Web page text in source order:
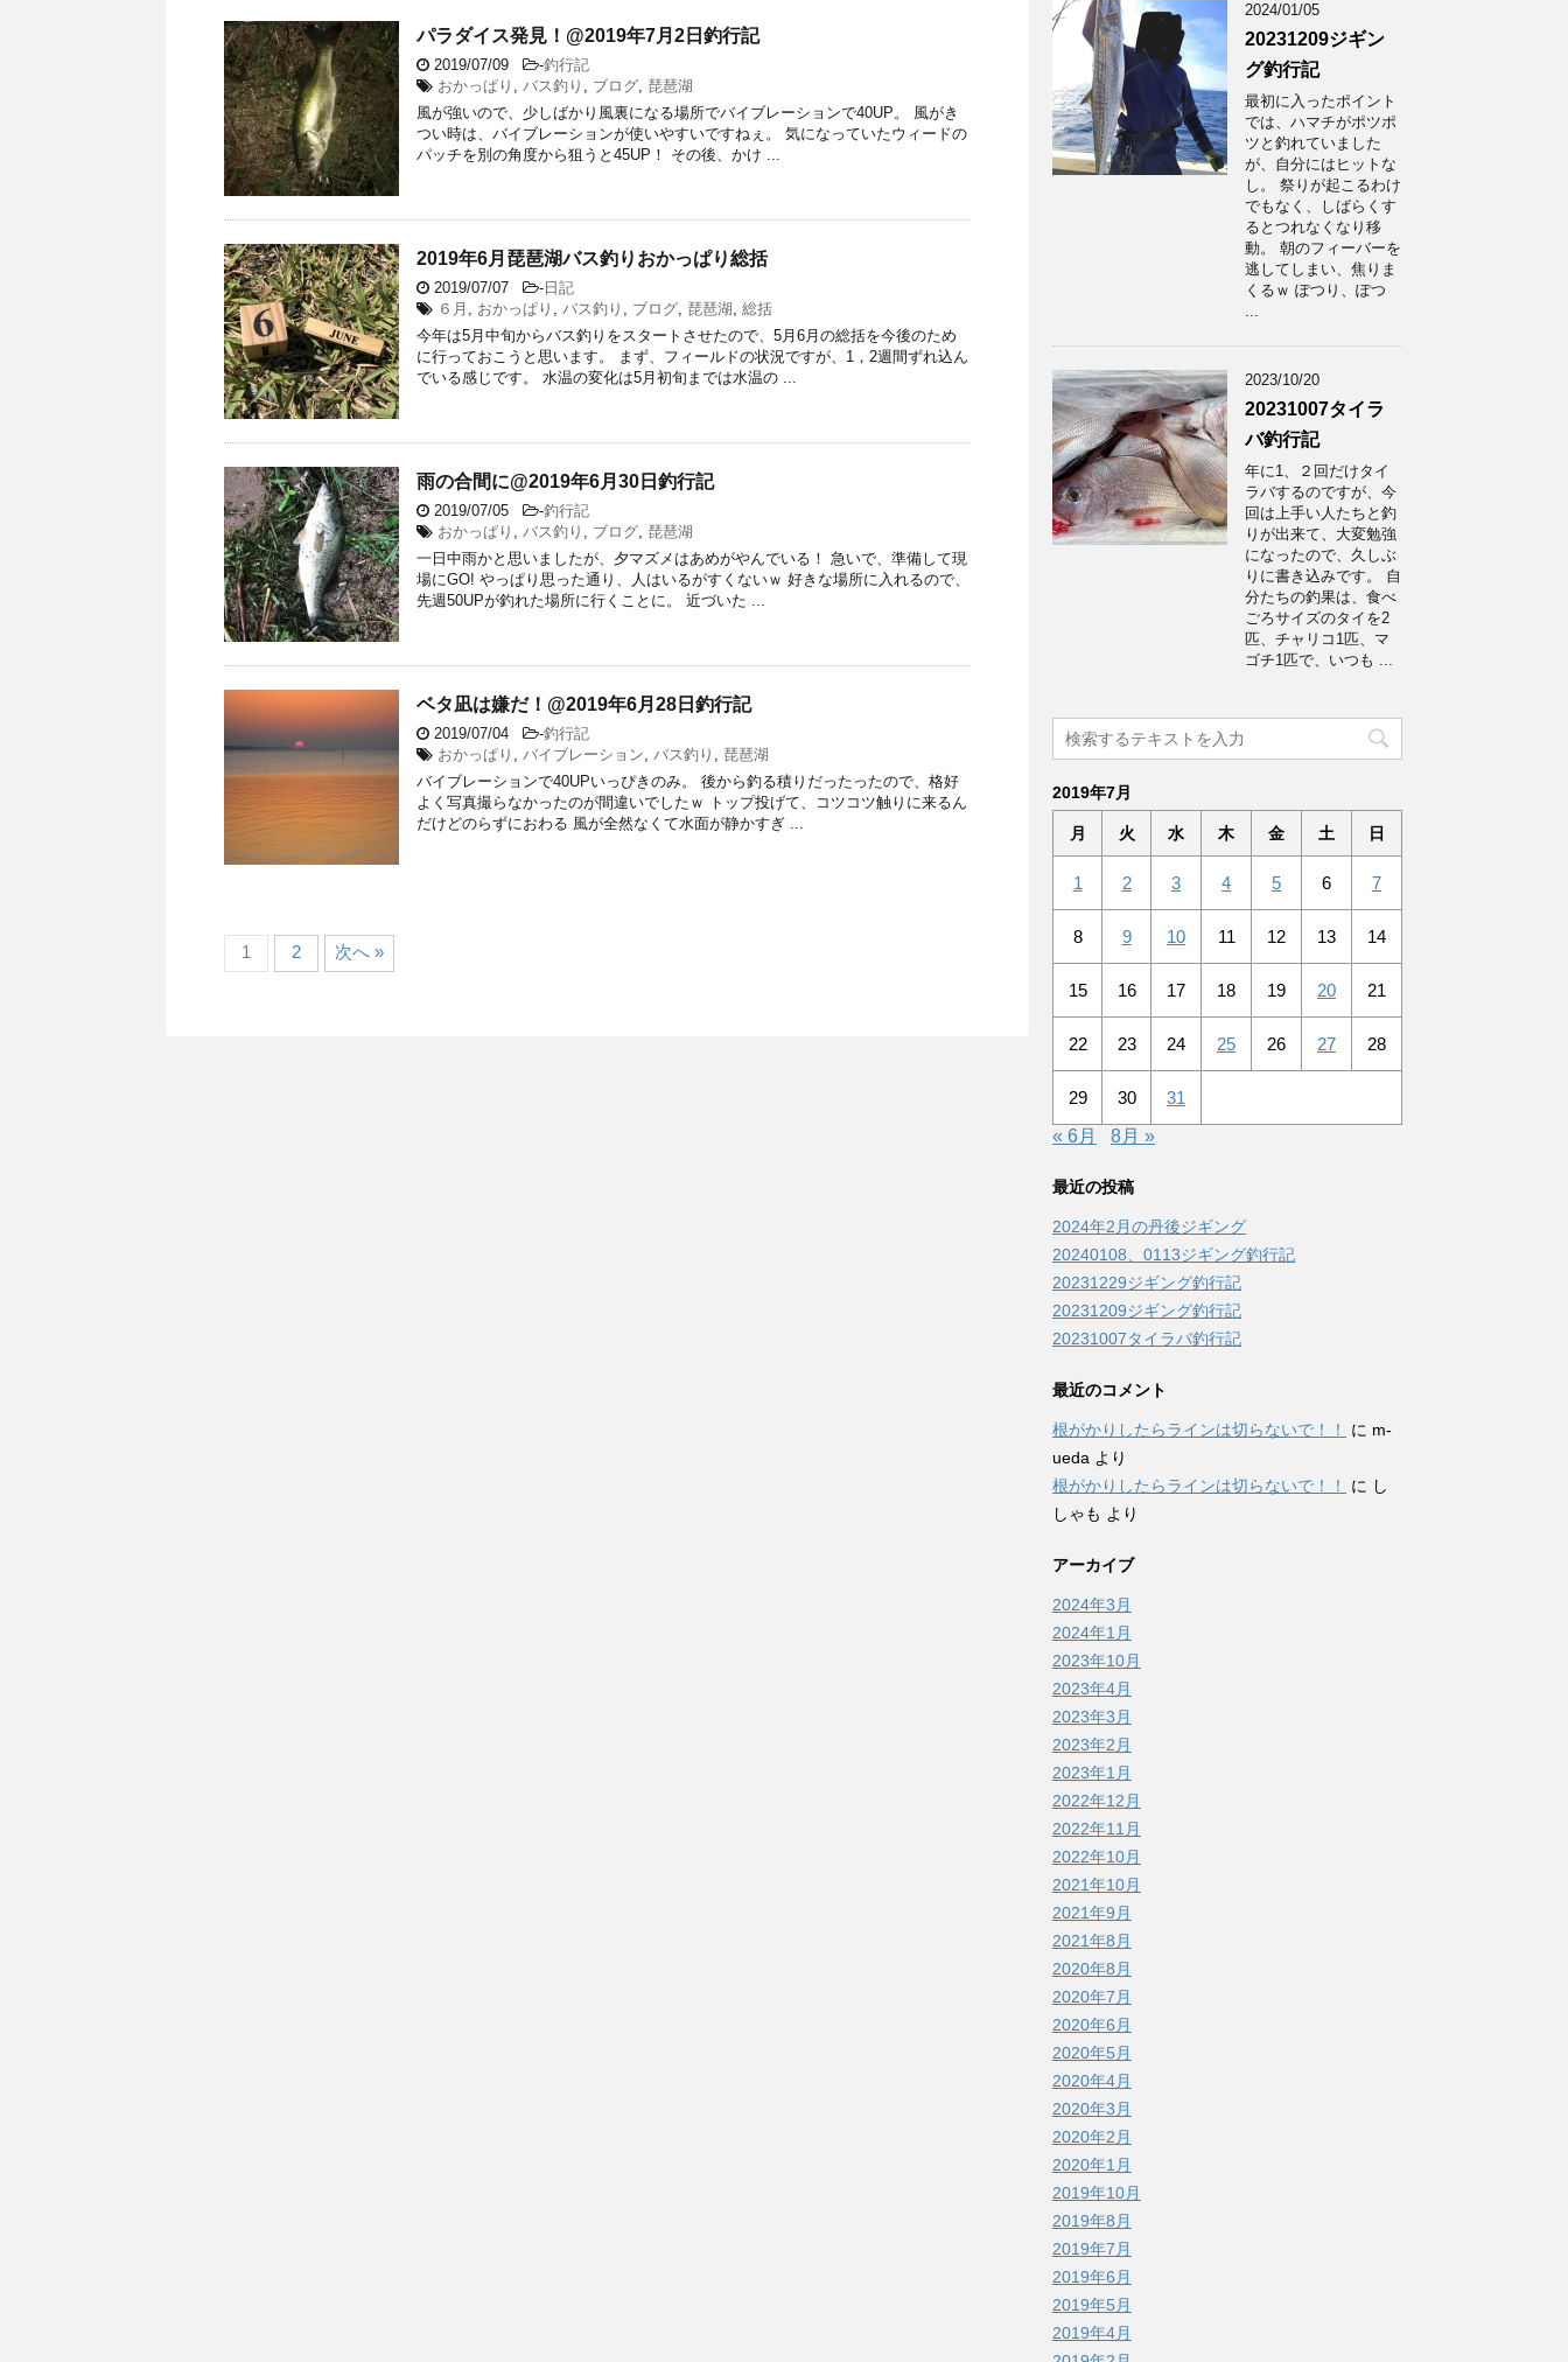
パラダイス発見！@2019年7月2日釣行記
2019/07/09 -釣行記
おかっぱり , バス釣り , ブログ, 琵琶湖
風が強いので、少しばかり風裏になる場所でバイブレーションで40UP。 風がき
つい時は、バイブレーションが使いやすいですねぇ。 気になっていたウィードの
パッチを別の角度から狙うと45UP！ その後、かけ ...
2019年6月琵琶湖バス釣りおかっぱり総括
2019/07/07 - 日記
６月 , おかっぱり , バス釣り , ブログ, 琵琶湖 , 総括
今年は5月中旬からバス釣りをスタートさせたので、5月6月の総括を今後のため
に行っておこうと思います。 まず、フィールドの状況ですが、1，2週間ずれ込ん
でいる感じです。 水温の変化は5月初旬までは水温の ...
雨の合間に@2019年6月30日釣行記
2019/07/05 -釣行記
おかっぱり , バス釣り , ブログ, 琵琶湖
一日中雨かと思いましたが、夕マズメはあめがやんでいる！ 急いで、準備して現
場にGO! やっぱり思った通り、人はいるがすくないｗ 好きな場所に入れるので、
先週50UPが釣れた場所に行くことに。 近づいた ...
ベタ凪は嫌だ！@2019年6月28日釣行記
2019/07/04 -釣行記
おかっぱり , バイブレーション, バス釣り , 琵琶湖
バイブレーションで40UPいっぴきのみ。 後から釣る積りだったったので、格好
よく写真撮らなかったのが間違いでしたｗ トップ投げて、コツコツ触りに来るん
だけどのらずにおわる 風が全然なくて水面が静かすぎ ...
1 2 次へ »
2024/01/05
20231209ジギン
グ釣行記
最初に入ったポイント
では、ハマチがポツポ
ツと釣れていました
が、自分にはヒットな
し。 祭りが起こるわけ
でもなく、しばらくす
るとつれなくなり移
動。 朝のフィーバーを
逃してしまい、焦りま
くるｗ ぽつり、ぽつ
...
2023/10/20
20231007タイラ
バ釣行記
年に1、２回だけタイ
ラバするのですが、今
回は上手い人たちと釣
りが出来て、大変勉強
になったので、久しぶ
りに書き込みです。 自
分たちの釣果は、食べ
ごろサイズのタイを2
匹、チャリコ1匹、マ
ゴチ1匹で、いつも ...
2019年7月
月 火 水 木 金 土 日
1 2 3 4 5 6 7
8 9 10 11 12 13 14
15 16 17 18 19 20 21
22 23 24 25 26 27 28
29 30
31
« 6月
8月 »
最近の投稿
2024年2月の丹後ジギング
20240108、0113ジギング釣行記
20231229ジギング釣行記
20231209ジギング釣行記
20231007タイラバ釣行記
最近のコメント
根がかりしたらラインは切らないで！！ に m-
ueda より
根がかりしたらラインは切らないで！！
に し
しゃも より
アーカイブ
2024年3月
2024年1月
2023年10月
2023年4月
2023年3月
2023年2月
2023年1月
2022年12月
2022年11月
2022年10月
2021年10月
2021年9月
2021年8月
2020年8月
2020年7月
2020年6月
2020年5月
2020年4月
2020年3月
2020年2月
2020年1月
2019年10月
2019年8月
2019年7月
2019年6月
2019年5月
2019年4月